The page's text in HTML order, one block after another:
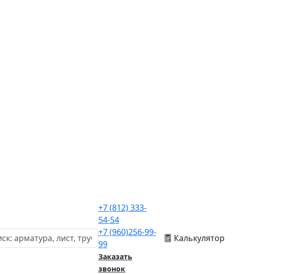
+7(812)333-
54-54
+7(960)256-99-
99
Заказать
звонок
Калькулятор